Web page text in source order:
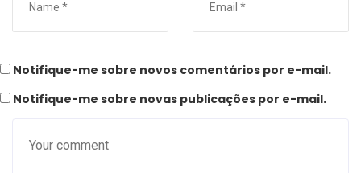
Notifique-me sobre novos comentários por e-mail.
Notifique-me sobre novas publicações por e-mail.